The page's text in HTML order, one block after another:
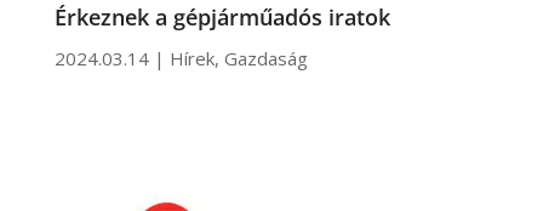
Érkeznek a gépjárműadós iratok
2024.03.14| Hírek, Gazdaság